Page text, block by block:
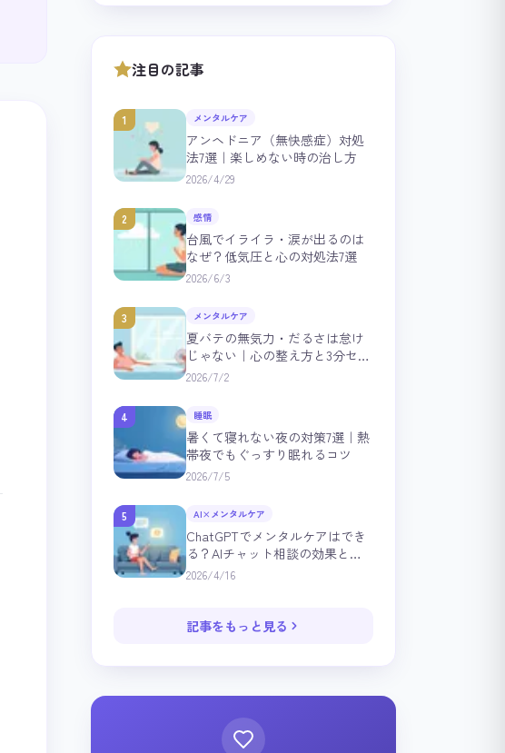
注目の記事
1 メンタルケア
アンヘドニア（無快感症）対処
法7選｜楽しめない時の治し方
2026/4/29
2 感情
台風でイライラ・涙が出るのは
なぜ？低気圧と心の対処法7選
2026/6/3
3 メンタルケア
夏バテの無気力・だるさは怠け
じゃない｜心の整え方と3分セル
フチェック
2026/7/2
4 睡眠
暑くて寝れない夜の対策7選｜熱
帯夜でもぐっすり眠れるコツ
2026/7/5
5 AI×メンタルケア
ChatGPTでメンタルケアはでき
る？AIチャット相談の効果と注
意点を心理学で解説
2026/4/16
記事をもっと見る